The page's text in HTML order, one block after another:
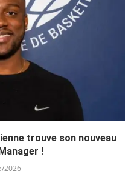
trouve son nouveau
!
2026